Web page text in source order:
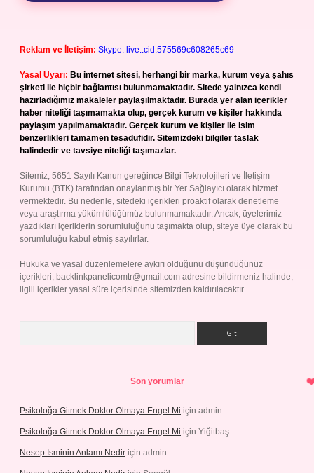
Reklam ve İletişim: Skype: live:.cid.575569c608265c69
Yasal Uyarı: Bu internet sitesi, herhangi bir marka, kurum veya şahıs
şirketi ile hiçbir bağlantısı bulunmamaktadır. Sitede yalnızca kendi
hazırladığımız makaleler paylaşılmaktadır. Burada yer alan içerikler
haber niteliği taşımamakta olup, gerçek kurum ve kişiler hakkında
paylaşım yapılmamaktadır. Gerçek kurum ve kişiler ile isim
benzerlikleri tamamen tesadüfidir. Sitemizdeki bilgiler taslak
halindedir ve tavsiye niteliği taşımazlar.
Sitemiz, 5651 Sayılı Kanun gereğince Bilgi Teknolojileri ve İletişim
Kurumu (BTK) tarafından onaylanmış bir Yer Sağlayıcı olarak hizmet
vermektedir. Bu nedenle, sitedeki içerikleri proaktif olarak denetleme
veya araştırma yükümlülüğümüz bulunmamaktadır. Ancak, üyelerimiz
yazdıkları içeriklerin sorumluluğunu taşımakta olup, siteye üye olarak bu
sorumluluğu kabul etmiş sayılırlar.
Hukuka ve yasal düzenlemelere aykırı olduğunu düşündüğünüz
içerikleri, backlinkpanelicomtr@gmail.com adresine bildirmeniz halinde,
ilgili içerikler yasal süre içerisinde sitemizden kaldırılacaktır.
Son yorumlar
Psikoloğa Gitmek Doktor Olmaya Engel Mi için admin
Psikoloğa Gitmek Doktor Olmaya Engel Mi için Yiğitbaş
Nesep Isminin Anlamı Nedir için admin